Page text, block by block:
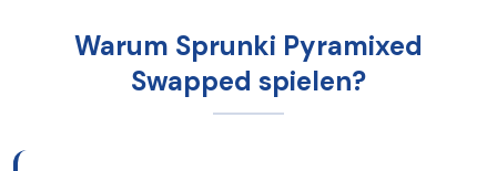
Warum Sprunki Pyramixed
Swapped spielen?